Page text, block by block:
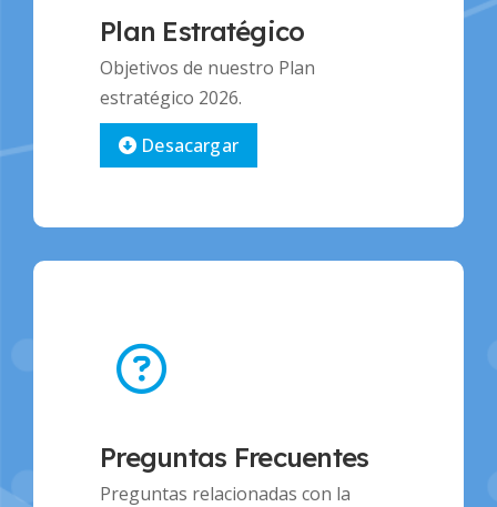
Plan Estratégico
Objetivos de nuestro Plan
estratégico 2026.
Desacargar
Preguntas Frecuentes
Preguntas relacionadas con la